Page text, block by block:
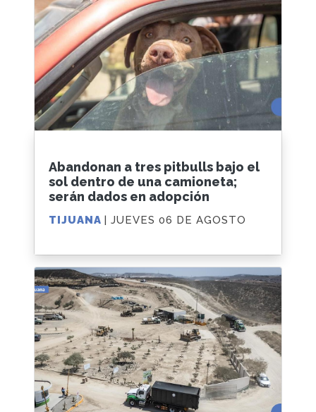
Abandonan a tres pitbulls bajo el
sol dentro de una camioneta;
serán dados en adopción
TIJUANA | JUEVES 06 DE AGOSTO